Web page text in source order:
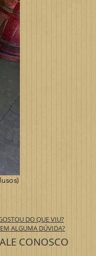
DO QUE VIU?
ALGUMA DÚVIDA?
CONOSCO